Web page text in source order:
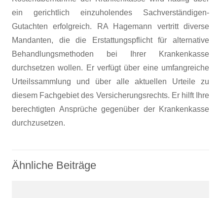
ein gerichtlich einzuholendes Sachverständigen-
Gutachten erfolgreich. RA Hagemann vertritt diverse
Mandanten, die die Erstattungspflicht für alternative
Behandlungsmethoden bei Ihrer Krankenkasse
durchsetzen wollen. Er verfügt über eine umfangreiche
Urteilssammlung und über alle aktuellen Urteile zu
diesem Fachgebiet des Versicherungsrechts. Er hilft Ihre
berechtigten Ansprüche gegenüber der Krankenkasse
durchzusetzen.
Ähnliche Beiträge